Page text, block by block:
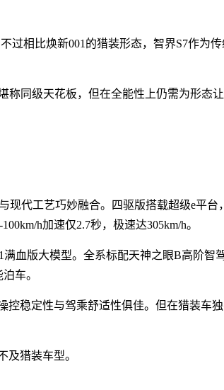
过相比焕新001的猎装形态，智界S7作为传
称同级天花板，但在全能性上仍需为形态让
现代工艺巧妙融合。四驱版搭载超级e平台，
h加速仅2.7秒，极速达305km/h。
满血版大模型。全系标配天神之眼B高阶智
车。
控稳定性与驾乘舒适性俱佳。但在猎装车
及猎装车型。